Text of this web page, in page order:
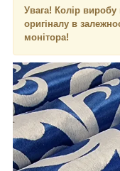
Увага! Колір виробу
оригіналу в
монітора!